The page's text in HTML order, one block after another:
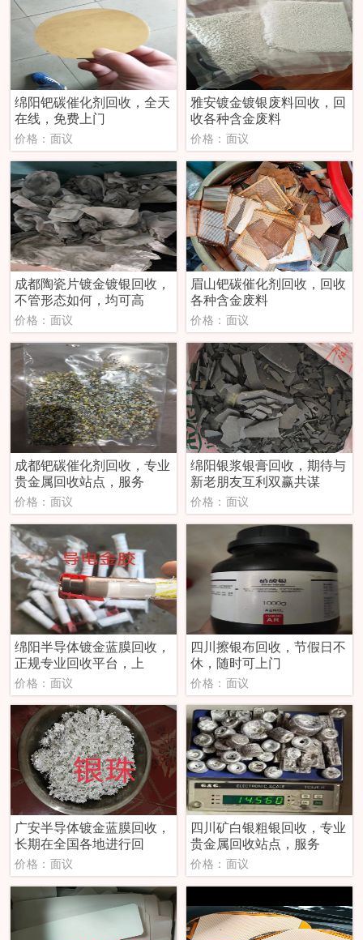
绵阳钯碳催化剂回收，全天
在线，免费上门
价格：面议
雅安镀金镀银废料回收，回
收各种含金废料
价格：面议
成都陶瓷片镀金镀银回收，
不管形态如何，均可高
价格：面议
眉山钯碳催化剂回收，回收
各种含金废料
价格：面议
成都钯碳催化剂回收，专业
贵金属回收站点，服务
价格：面议
绵阳银浆银膏回收，期待与
新老朋友互利双赢共谋
价格：面议
绵阳半导体镀金蓝膜回收，
正规专业回收平台，上
价格：面议
四川擦银布回收，节假日不
休，随时可上门
价格：面议
广安半导体镀金蓝膜回收，
长期在全国各地进行回
价格：面议
四川矿白银粗银回收，专业
贵金属回收站点，服务
价格：面议